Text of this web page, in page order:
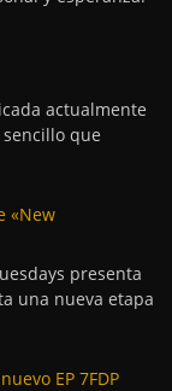
actualmente
que
«New
presenta
una nueva etapa
EP 7FDP